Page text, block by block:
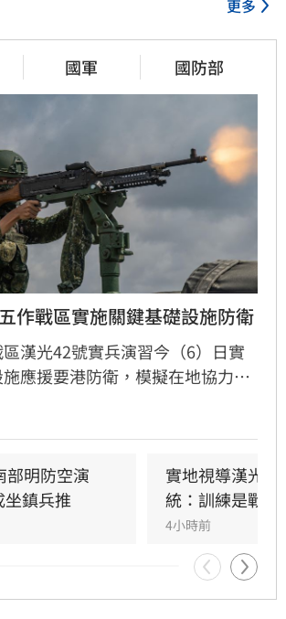
更多
國軍 國防部
作戰區實施關鍵基礎設施防衛
漢光42號實兵演習今（6）日實
應援要港防衛，模擬在地協力者
施，由港務警察先期應處，並依
部明防空演
鎮兵推
實地視導漢光演
統：訓練是戰力
4小時前